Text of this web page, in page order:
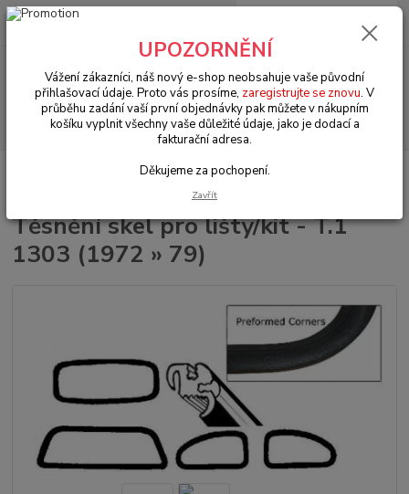
Menu
Hledat
+420 602 330 329
0 Kč
VW Brouk Typ 1 (1938 » 03) Exteriér (Exterior)
Těsnění skel pro lišty/kit - T.1
1303 (1972 » 79)
UPOZORNĚNÍ
Vážení zákazníci, náš nový e-shop neobsahuje vaše původní
přihlašovací údaje. Proto vás prosíme, zaregistrujte se znovu. V
průběhu zadání vaší první objednávky pak můžete v nákupním
košíku vyplnit všechny vaše důležité údaje, jako je dodací a
fakturační adresa.
Děkujeme za pochopení.
Zavřít